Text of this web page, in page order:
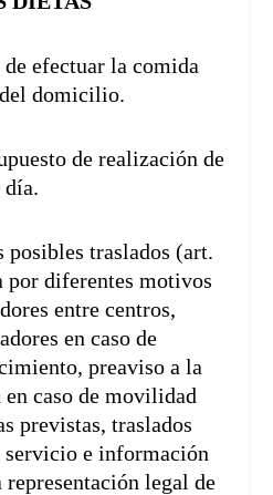
de efectuar la comida
domicilio.
de realización de
día.
posibles traslados (art.
por diferentes motivos
entre centros,
en caso de
preaviso a la
en caso de movilidad
previstas, traslados
servicio e información
legal de